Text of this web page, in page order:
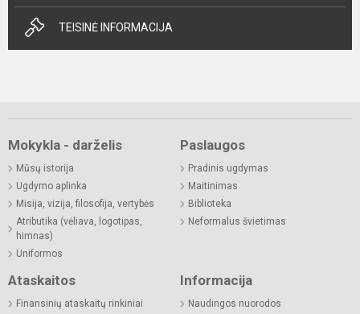
TEISINĖ INFORMACIJA
Mokykla - darželis
Mūsų istorija
Ugdymo aplinka
Misija, vizija, filosofija, vertybės
Atributika (vėliava, logotipas,
himnas)
Uniformos
Paslaugos
Pradinis ugdymas
Maitinimas
Biblioteka
Neformalus švietimas
Ataskaitos
Finansinių ataskaitų rinkiniai
Informacija
Naudingos nuorodos